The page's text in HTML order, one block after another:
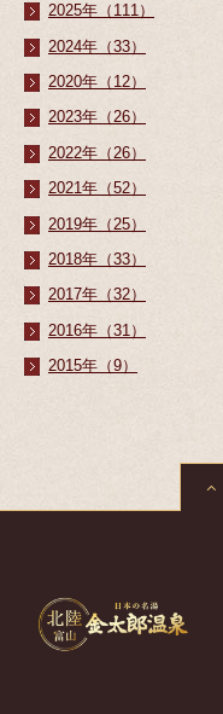
2025年（111）
2024年（33）
2020年（12）
2023年（26）
2022年（26）
2021年（52）
2019年（25）
2018年（33）
2017年（32）
2016年（31）
2015年（9）